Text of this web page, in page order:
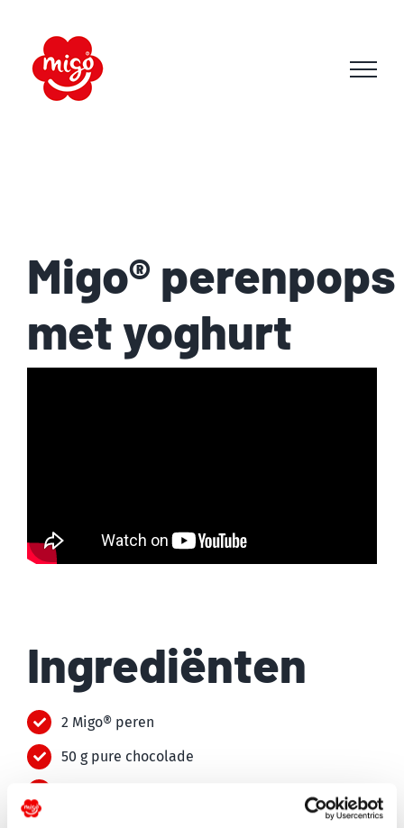
content
Migo® perenpops
met yoghurt
Ingrediënten
2 Migo® peren
50 g pure chocolade